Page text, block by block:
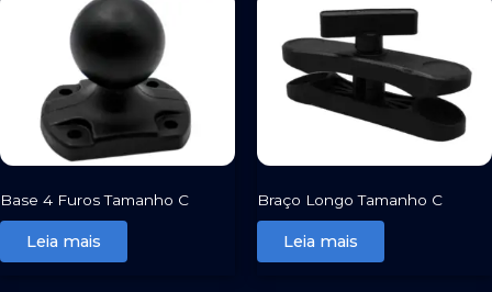
Base 4 Furos Tamanho C
Leia mais
Braço Longo Tamanho C
Leia mais